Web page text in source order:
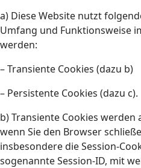
a) Diese Website nutzt
Umfang und Funktionsweise
werden:
– Transiente Cookies (dazu b)
– Persistente Cookies (dazu c).
b) Transiente Cookies
wenn Sie den Browser
insbesondere die Session-
sogenannte Session-ID, mit